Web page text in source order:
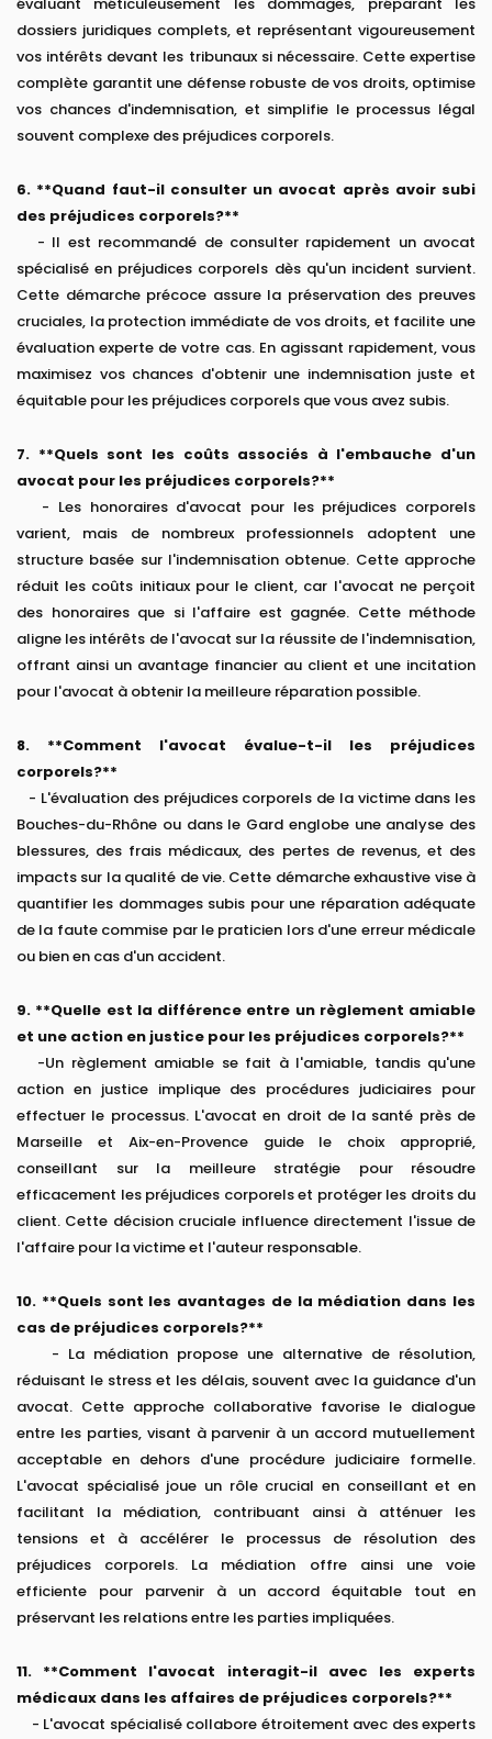
dossiers juridiques complets, et représentant vigoureusement
vos intérêts devant les tribunaux si nécessaire. Cette expertise
complète garantit une défense robuste de vos droits, optimise
vos chances d'indemnisation, et simplifie le processus légal
souvent complexe des préjudices corporels.
6. **Quand faut-il consulter un avocat après avoir subi
des préjudices corporels?**
- Il est recommandé de consulter rapidement un avocat
spécialisé en préjudices corporels dès qu'un incident survient.
Cette démarche précoce assure la préservation des preuves
cruciales, la protection immédiate de vos droits, et facilite une
évaluation experte de votre cas. En agissant rapidement, vous
maximisez vos chances d'obtenir une indemnisation juste et
équitable pour les préjudices corporels que vous avez subis.
7. **Quels sont les coûts associés à l'embauche d'un
avocat pour les préjudices corporels?**
- Les honoraires d'avocat pour les préjudices corporels
varient, mais de nombreux professionnels adoptent une
structure basée sur l'indemnisation obtenue. Cette approche
réduit les coûts initiaux pour le client, car l'avocat ne perçoit
des honoraires que si l'affaire est gagnée. Cette méthode
aligne les intérêts de l'avocat sur la réussite de l'indemnisation,
offrant ainsi un avantage financier au client et une incitation
pour l'avocat à obtenir la meilleure réparation possible.
8. **Comment l'avocat évalue-t-il les préjudices
corporels?**
- L'évaluation des préjudices corporels de la victime dans les
Bouches-du-Rhône ou dans le Gard englobe une analyse des
blessures, des frais médicaux, des pertes de revenus, et des
impacts sur la qualité de vie. Cette démarche exhaustive vise à
quantifier les dommages subis pour une réparation adéquate
de la faute commise par le praticien lors d'une erreur médicale
ou bien en cas d'un accident.
9. **Quelle est la différence entre un règlement amiable
et une action en justice pour les préjudices corporels?**
-Un règlement amiable se fait à l'amiable, tandis qu'une
action en justice implique des procédures judiciaires pour
effectuer le processus. L'avocat en droit de la santé près de
Marseille et Aix-en-Provence guide le choix approprié,
conseillant sur la meilleure stratégie pour résoudre
efficacement les préjudices corporels et protéger les droits du
client. Cette décision cruciale influence directement l'issue de
l'affaire pour la victime et l'auteur responsable.
10. **Quels sont les avantages de la médiation dans les
cas de préjudices corporels?**
- La médiation propose une alternative de résolution,
réduisant le stress et les délais, souvent avec la guidance d'un
avocat. Cette approche collaborative favorise le dialogue
entre les parties, visant à parvenir à un accord mutuellement
acceptable en dehors d'une procédure judiciaire formelle.
L'avocat spécialisé joue un rôle crucial en conseillant et en
facilitant la médiation, contribuant ainsi à atténuer les
tensions et à accélérer le processus de résolution des
préjudices corporels. La médiation offre ainsi une voie
efficiente pour parvenir à un accord équitable tout en
préservant les relations entre les parties impliquées.
11. **Comment l'avocat interagit-il avec les experts
médicaux dans les affaires de préjudices corporels?**
- L'avocat spécialisé collabore étroitement avec des experts